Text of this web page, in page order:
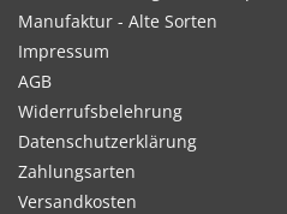
Manufaktur - Alte Sorten
Impressum
AGB
Widerrufsbelehrung
Datenschutzerklärung
Zahlungsarten
Versandkosten